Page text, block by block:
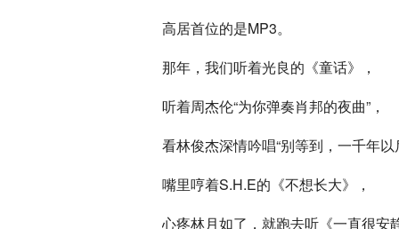
高居首位的是MP3。
那年，我们听着光良的《童话》，
听着周杰伦“为你弹奏肖邦的夜曲”，
看林俊杰深情吟唱“别等到，一千年以
嘴里哼着S.H.E的《不想长大》，
心疼林月如了，就跑去听《一直很安